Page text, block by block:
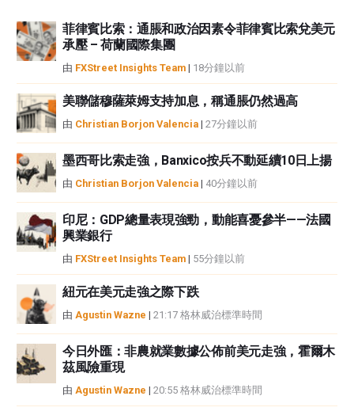
如果文章正文中沒有明確提到，在撰寫本文時，作者在本文中提到的任何股票
中都沒有頭寸，也沒有與文中提到的任何公司有業務關係。除了FXStreet，作
者沒有收到撰寫這篇文章的報酬。
性不作任何陳述。FXStreet和作者將不承擔任何錯誤，遺漏或任何損失，傷害
或損害由此資訊及其顯示或使用引起的。錯誤和遺漏除外。本文作者和
FXStreet並非註冊投資顧問，本文內容無意提供任何投資建議。
菲律賓比索：通脹和政治因素令菲律賓比索兌美元
承壓 – 荷蘭國際集團
由 FXStreet Insights Team | 18分鐘以前
美聯儲穆薩萊姆支持加息，稱通脹仍然過高
由 Christian Borjon Valencia | 27分鐘以前
墨西哥比索走強，Banxico按兵不動延續10日上揚
由 Christian Borjon Valencia | 40分鐘以前
印尼：GDP總量表現強勁，動能喜憂參半——法國
興業銀行
由 FXStreet Insights Team | 55分鐘以前
紐元在美元走強之際下跌
由 Agustin Wazne | 21:17 格林威治標準時間
今日外匯：非農就業數據公佈前美元走強，霍爾木
茲風險重現
由 Agustin Wazne | 20:55 格林威治標準時間